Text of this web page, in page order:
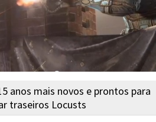
anos mais novos e prontos para
traseiros Locusts